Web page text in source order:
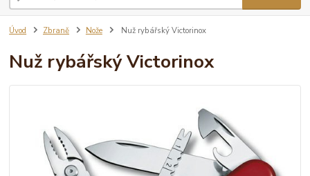
Úvod Zbraně Nože Nuž rybářský Victorinox
Nuž rybářský Victorinox